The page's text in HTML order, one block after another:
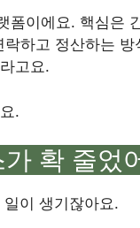
폼이에요. 핵심은
하고 정산하는
고요.
.
확 줄었
이 생기잖아요.